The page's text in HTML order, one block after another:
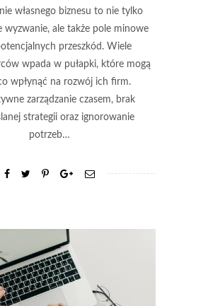
własnego biznesu to nie tylko
wyzwanie, ale także pole minowe
przeszkód. Wiele
wpada w pułapki, które mogą
wpłynąć na rozwój ich firm.
zarządzanie czasem, brak
strategii oraz ignorowanie
potrzeb…